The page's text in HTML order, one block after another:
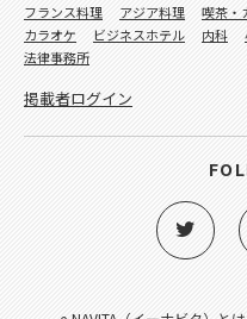
フランス料理
アジア料理 喫茶・
カラオケ
ビジネスホテル 内科
法律事務所
掲載者ログイン